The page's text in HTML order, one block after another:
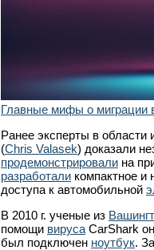
Главные мифы о миграции
Ранее эксперты в области
(Chris Valasek) доказали
продемонстрировали на
разработали компактное и
доступа к автомобильной
В 2010 г. ученые из
помощи вируса CarShark
был подключен ноутбук.